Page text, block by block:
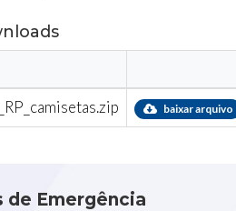
baixar arquivo
de Emergência